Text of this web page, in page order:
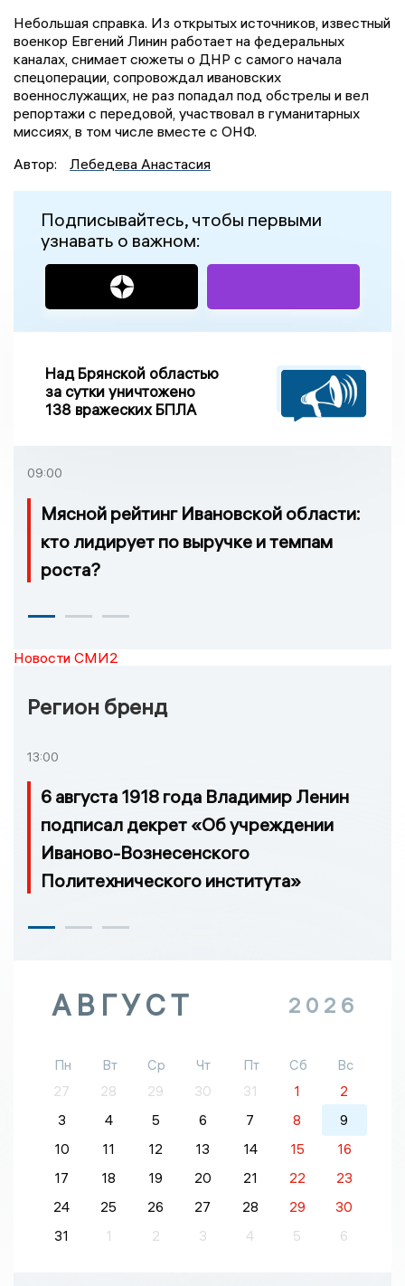
Небольшая справка. Из открытых источников, известный
военкор Евгений Линин работает на федеральных
каналах, снимает сюжеты о ДНР с самого начала
спецоперации, сопровождал ивановских
военнослужащих, не раз попадал под обстрелы и вел
репортажи с передовой, участвовал в гуманитарных
миссиях, в том числе вместе с ОНФ.
Автор:
Лебедева Анастасия
Подписывайтесь, чтобы первыми
узнавать о важном:
Над Брянской областью
за сутки уничтожено
138 вражеских БПЛА
09:00
Мясной рейтинг Ивановской области:
кто лидирует по выручке и темпам
роста?
Новости СМИ2
Регион бренд
13:00
6 августа 1918 года Владимир Ленин
подписал декрет «Об учреждении
Иваново-Вознесенского
Политехнического института»
АВГУСТ 2026
Пн Вт Ср Чт Пт Сб
Вс
27
28 29 30 31 1
2
3
4 5 6 7 8
9
10
11 12 13 14 15
16
17
18 19 20 21 22
23
24
25 26 27 28 29
30
31
1 2 3 4 5 6